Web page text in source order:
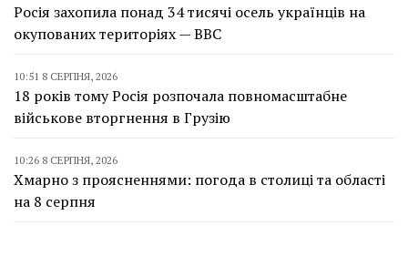
Росія захопила понад 34 тисячі осель українців на
окупованих територіях — BBC
10:51 8 СЕРПНЯ, 2026
18 років тому Росія розпочала повномасштабне
військове вторгнення в Грузію
10:26 8 СЕРПНЯ, 2026
Хмарно з проясненнями: погода в столиці та області
на 8 серпня